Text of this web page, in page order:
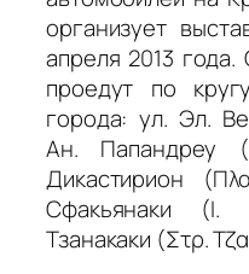
организует
апреля 2013
проедут по
города: ул. Эл.
Ан. Папандреу
Дикастирион
Сфакьянаки
Тзанакаки (Στρ.